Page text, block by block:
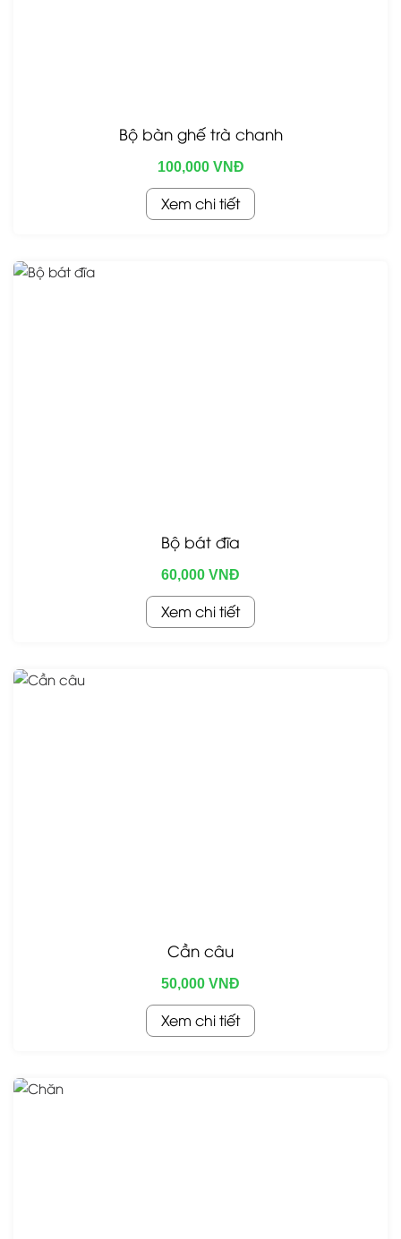
Bộ bàn ghế trà chanh
100,000 VNĐ
Xem chi tiết
Bộ bát đĩa
60,000 VNĐ
Xem chi tiết
Cần câu
50,000 VNĐ
Xem chi tiết